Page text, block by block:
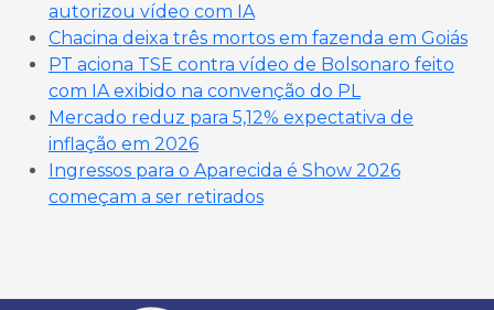
autorizou vídeo com IA
Chacina deixa três mortos em fazenda em Goiás
PT aciona TSE contra vídeo de Bolsonaro feito
com IA exibido na convenção do PL
Mercado reduz para 5,12% expectativa de
inflação em 2026
Ingressos para o Aparecida é Show 2026
começam a ser retirados